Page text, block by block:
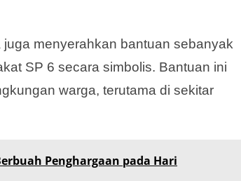
menyerahkan bantuan sebanyak
SP 6 secara simbolis. Bantuan ini
warga, terutama di sekitar
Penghargaan pada Hari